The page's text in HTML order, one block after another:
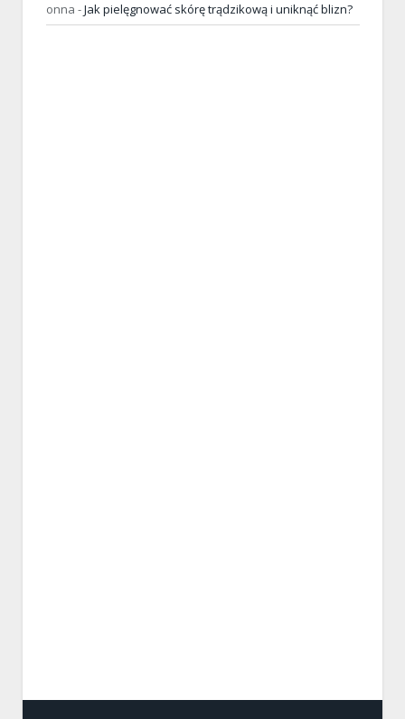
onna -Jak pielęgnować skórę trądzikową i uniknąć blizn?